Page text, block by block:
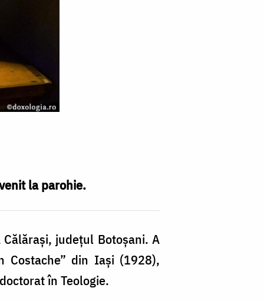
la parohie.
județul Botoșani. A
Costache” din Iași (1928),
în Teologie.